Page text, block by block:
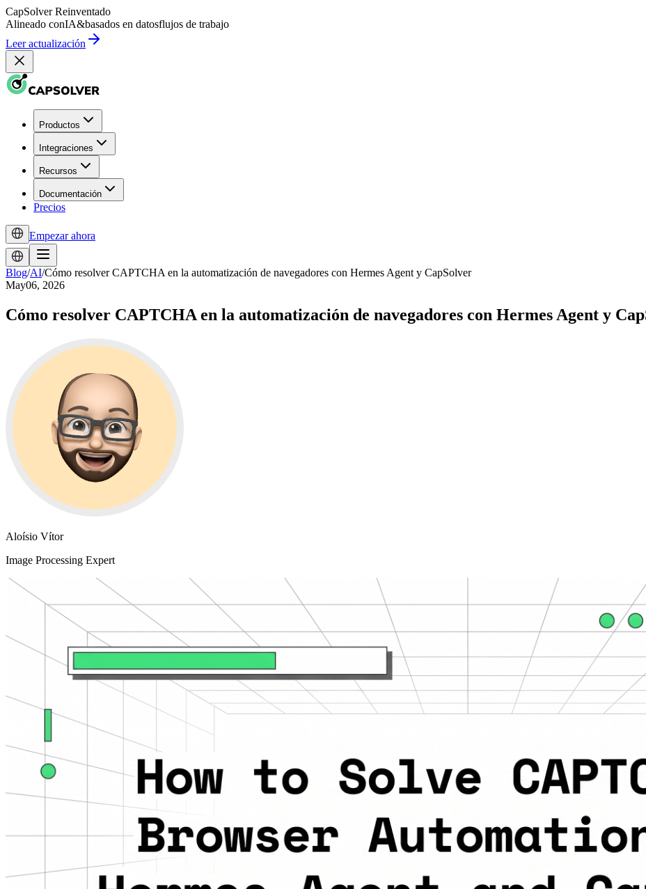
CapSolver Reinventado
Alineado conIA&basados en datosflujos de trabajo
Leer actualización
Productos
Integraciones
Recursos
Documentación
Precios
Empezar ahora
Blog/AI/Cómo resolver CAPTCHA en la automatización de navegadores con Hermes Agent y CapSolver
May06, 2026
Cómo resolver CAPTCHA en la automatización de navegadores con Hermes Agent y
Aloísio Vítor
Image Processing Expert